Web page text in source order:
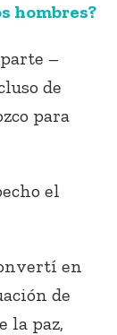
hombres?
–
de
para
el
en
de
la paz,
de